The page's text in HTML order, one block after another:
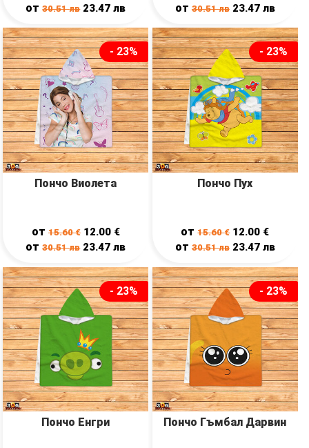
от30.51лв 23.47лв от 30.51лв 23.47 лв
- 23%
Пончо Виолета
от15.60€ 12.00 €
от30.51лв 23.47лв
- 23%
Пончо Пух
от15.60€ 12.00 €
от 30.51лв 23.47 лв
- 23%
Пончо Енгри
- 23%
Пончо Гъмбал Дарвин